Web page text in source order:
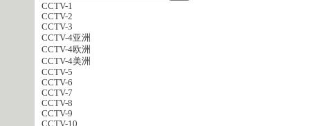
CCTV-1
CCTV-2
CCTV-3
CCTV-4亚洲
CCTV-4欧洲
CCTV-4美洲
CCTV-5
CCTV-6
CCTV-7
CCTV-8
CCTV-9
CCTV-10